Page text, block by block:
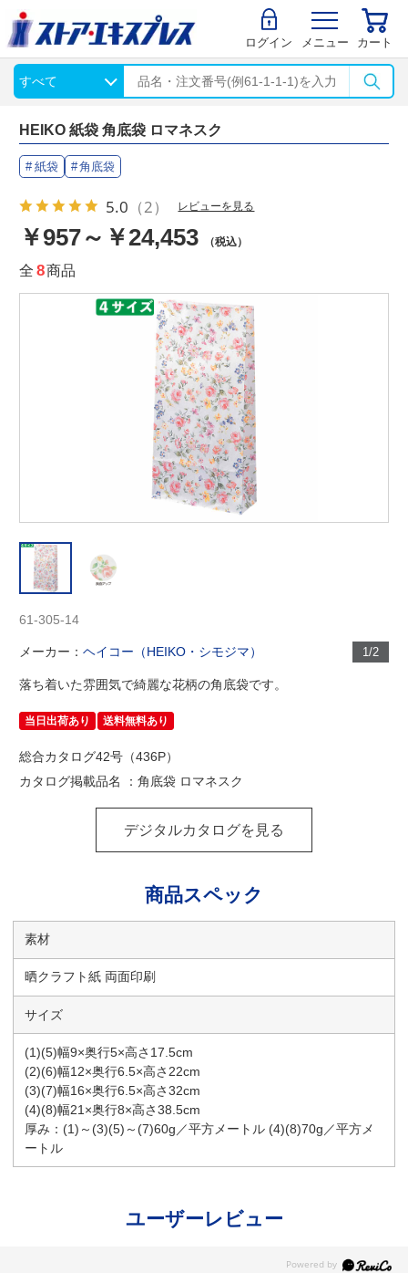
ログイン メニュー カート
HEIKO 紙袋 角底袋 ロマネスク
紙袋 角底袋
5.0 （2） レビューを見る
￥957～￥24,453 （税込）
全 8商品
1/2
61-305-14
メーカー：ヘイコー（HEIKO・シモジマ）
落ち着いた雰囲気で綺麗な花柄の角底袋です。
当日出荷あり 送料無料あり
総合カタログ42号（436P）
カタログ掲載品名 ：角底袋 ロマネスク
デジタルカタログを見る
商品スペック
素材
晒クラフト紙 両面印刷
サイズ
(1)(5)幅9×奥行5×高さ17.5cm
(2)(6)幅12×奥行6.5×高さ22cm
(3)(7)幅16×奥行6.5×高さ32cm
(4)(8)幅21×奥行8×高さ38.5cm
厚み：(1)～(3)(5)～(7)60g／平方メートル (4)(8)70g／平方メ
ートル
ユーザーレビュー